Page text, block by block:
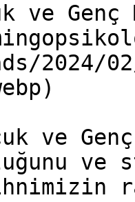
ve
2024/
ve
ve